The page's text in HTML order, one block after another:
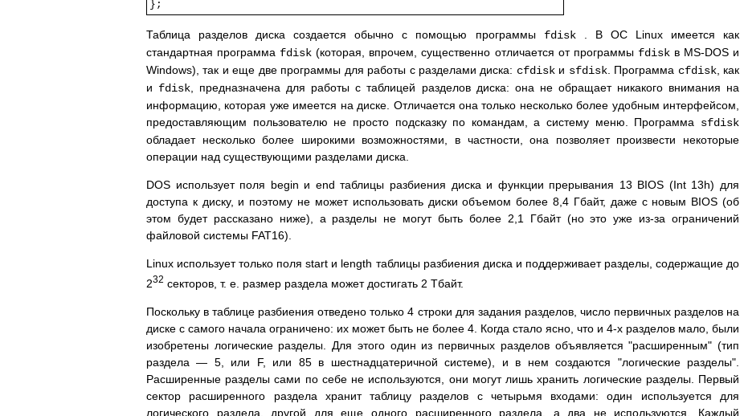
Таблица разделов диска создается обычно с помощью программы fdisk. В ОС Linux имеется как
стандартная программа fdisk (которая, впрочем, существенно отличается от программы fdiskв MS-DOS и
Windows), так и еще две программы для работы с разделами диска: cfdiskи sfdisk. Программа cfdisk, как
и fdisk , предназначена для работы с таблицей разделов диска: она не обращает никакого внимания на
информацию, которая уже имеется на диске. Отличается она только несколько более удобным интерфейсом,
предоставляющим пользователю не просто подсказку по командам, а систему меню. Программа sfdisk
обладает несколько более широкими возможностями, в частности, она позволяет произвести некоторые
операции над существующими разделами диска.
DOS использует поля begin и end таблицы разбиения диска и функции прерывания 13 BIOS (Int 13h) для
доступа к диску, и поэтому не может использовать диски объемом более 8,4 Гбайт, даже с новым BIOS (об
этом будет рассказано ниже), а разделы не могут быть более 2,1 Гбайт (но это уже из-за ограничений
файловой системы FAT16).
Linux использует только поля start и length таблицы разбиения диска и поддерживает разделы, содержащие до
232 секторов, т. е. размер раздела может достигать 2 Тбайт.
Поскольку в таблице разбиения отведено только 4 строки для задания разделов, число первичных разделов на
диске с самого начала ограничено: их может быть не более 4. Когда стало ясно, что и 4-х разделов мало, были
изобретены логические разделы. Для этого один из первичных разделов объявляется "расширенным" (тип
раздела — 5, или F, или 85 в шестнадцатеричной системе), и в нем создаются "логические разделы".
Расширенные разделы сами по себе не используются, они могут лишь хранить логические разделы. Первый
сектор расширенного раздела хранит таблицу разделов с четырьмя входами: один используется для
логического раздела, другой для еще одного расширенного раздела, а два не используются. Каждый